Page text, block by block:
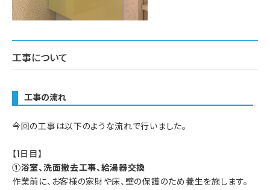
工事について
工事の流れ
今回の工事は以下のような流れで行いました。
【1日目】
①浴室、洗面撤去工事、給湯器交換
作業前に、お客様の家財や床、壁の保護のため養生を施します。